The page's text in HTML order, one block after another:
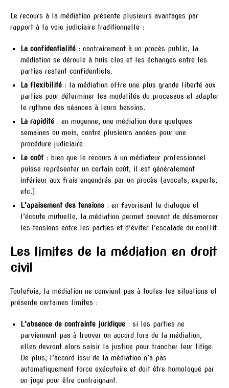
Le recours à la médiation présente plusieurs avantages par
rapport à la voie judiciaire traditionnelle :
La confidentialité : contrairement à un procès public, la
médiation se déroule à huis clos et les échanges entre les
parties restent confidentiels.
La flexibilité : la médiation offre une plus grande liberté aux
parties pour déterminer les modalités du processus et adapter
le rythme des séances à leurs besoins.
La rapidité : en moyenne, une médiation dure quelques
semaines ou mois, contre plusieurs années pour une
procédure judiciaire.
Le coût: bien que le recours à un médiateur professionnel
puisse représenter un certain coût, il est généralement
inférieur aux frais engendrés par un procès (avocats, experts,
etc.).
L’apaisement des tensions : en favorisant le dialogue et
l’écoute mutuelle, la médiation permet souvent de désamorcer
les tensions entre les parties et d’éviter l’escalade du conflit.
Les limites de la médiation en droit
civil
Toutefois, la médiation ne convient pas à toutes les situations et
présente certaines limites :
L’absence de contrainte juridique : si les parties ne
parviennent pas à trouver un accord lors de la médiation,
elles devront alors saisir la justice pour trancher leur litige.
De plus, l’accord issu de la médiation n’a pas
automatiquement force exécutoire et doit être homologué par
un juge pour être contraignant.